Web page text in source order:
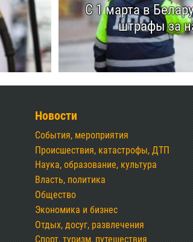
С 1 марта в
штрафы за
Новости
События, мероприятия
Происшествия, катастрофы, ДТП
Наука, образование, культура
Власть, политика
Общество
Экономика и бизнес
Отдых, досуг, развлечения
Спорт, туризм, путешествия